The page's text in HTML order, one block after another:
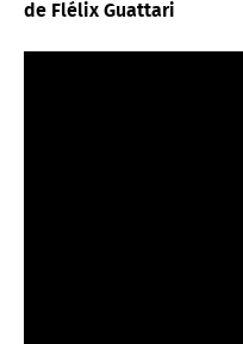
de Flélix Guattari